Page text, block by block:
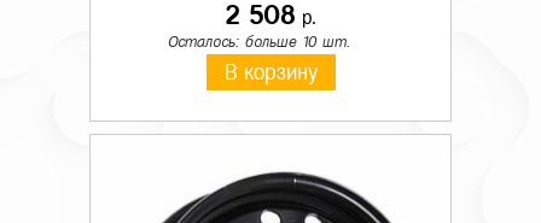
2 508 р.
Осталось: больше 10 шт.
В корзину